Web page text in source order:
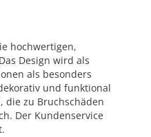
hochwertigen,
Design wird als
als besonders
und funktional
die zu Bruchschäden
Der Kundenservice